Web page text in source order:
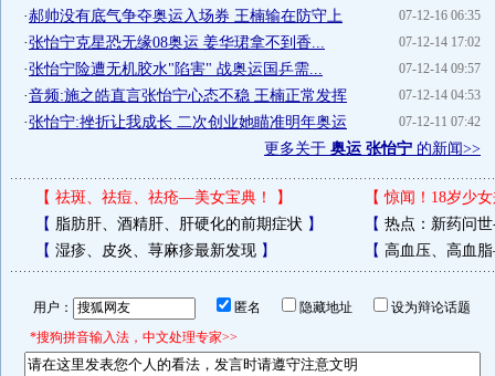
07-12-16 06:35
·郝帅没有底气争夺奥运入场券 王楠输在防守上
07-12-14 17:02
·张怡宁克星恐无缘08奥运 姜华珺拿不到香...
07-12-14 09:57
·张怡宁险遭无机胶水"陷害" 战奥运国乒需...
07-12-14 04:53
·音频:施之皓直言张怡宁心态不稳 王楠正常发挥
07-12-11 07:42
·张怡宁:挫折让我成长 二次创业她瞄准明年奥运
更多关于 奥运 张怡宁 的新闻>>
【 祛斑、祛痘、祛疮—美女宝典！ 】 【惊闻！18岁少
【 脂肪肝、酒精肝、肝硬化的前期症状 】 【 热点：新药问
【 湿疹、皮炎、荨麻疹最新发现】 【 高血压、高血
用户： 匿名 隐藏地址
设为辩论话题
*搜狗拼音输入法，中文处理专家>>